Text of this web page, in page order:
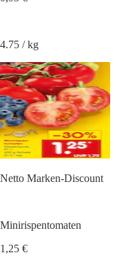
4.75 / kg
Netto Marken-Discount
Minirispentomaten
1,25 €